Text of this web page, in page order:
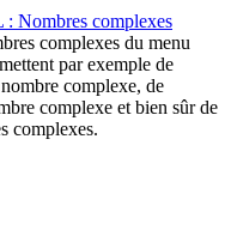
Nombres complexes
complexes du menu
par exemple de
complexe, de
complexe et bien sûr de
complexes.